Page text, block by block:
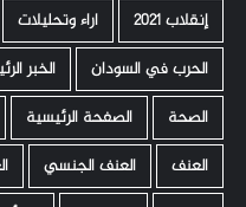
إنقلاب 2021
اراء وتحليلات
الحرب في السودان
الخبر
الصحة
الصفحة الرئيسية
العنف
العنف الجنسي